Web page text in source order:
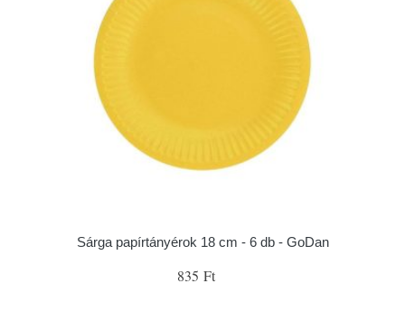
Sárga papírtányérok 18 cm - 6 db - GoDan
835 Ft